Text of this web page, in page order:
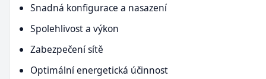
Snadná konfigurace a nasazení
Spolehlivost a výkon
Zabezpečení sítě
Optimální energetická účinnost